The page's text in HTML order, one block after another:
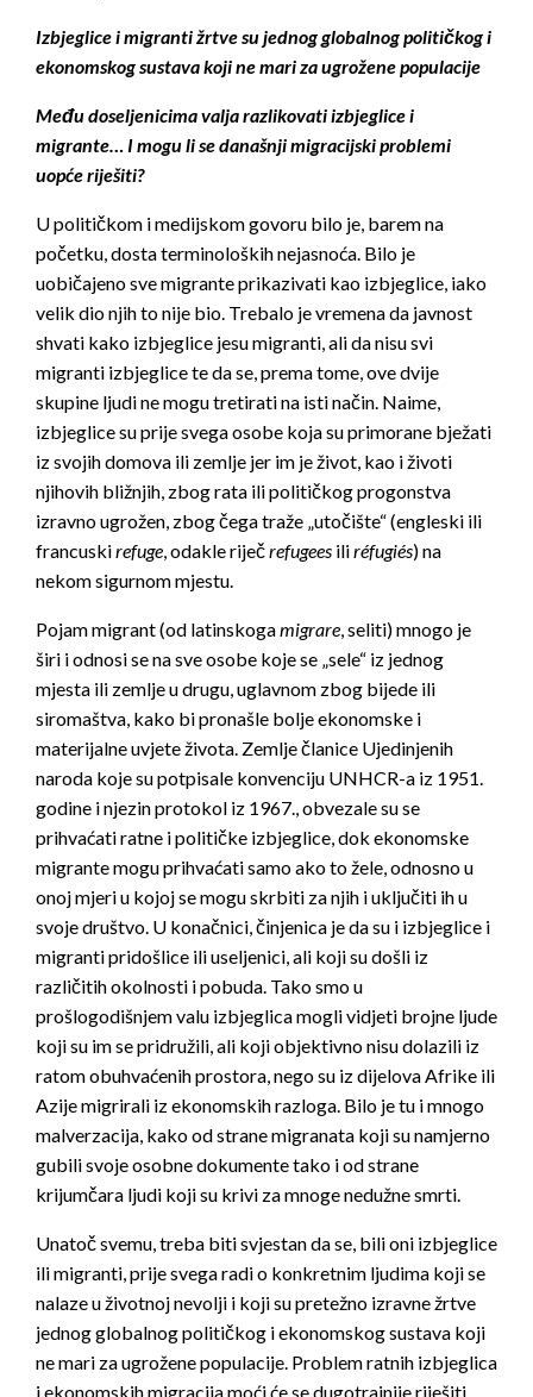
Izbjeglice i migranti žrtve su jednog globalnog političkog i
ekonomskog sustava koji ne mari za ugrožene populacije
Među doseljenicima valja razlikovati izbjeglice i
migrante… I mogu li se današnji migracijski problemi
uopće riješiti?
U političkom i medijskom govoru bilo je, barem na
početku, dosta terminoloških nejasnoća. Bilo je
uobičajeno sve migrante prikazivati kao izbjeglice, iako
velik dio njih to nije bio. Trebalo je vremena da javnost
shvati kako izbjeglice jesu migranti, ali da nisu svi
migranti izbjeglice te da se, prema tome, ove dvije
skupine ljudi ne mogu tretirati na isti način. Naime,
izbjeglice su prije svega osobe koja su primorane bježati
iz svojih domova ili zemlje jer im je život, kao i životi
njihovih bližnjih, zbog rata ili političkog progonstva
izravno ugrožen, zbog čega traže „utočište“ (engleski ili
francuskirefuge , odakle riječrefugees iliréfugiés) na
nekom sigurnom mjestu.
Pojam migrant (od latinskogamigrare , seliti) mnogo je
širi i odnosi se na sve osobe koje se „sele“ iz jednog
mjesta ili zemlje u drugu, uglavnom zbog bijede ili
siromaštva, kako bi pronašle bolje ekonomske i
materijalne uvjete života. Zemlje članice Ujedinjenih
naroda koje su potpisale konvenciju UNHCR-a iz 1951.
godine i njezin protokol iz 1967., obvezale su se
prihvaćati ratne i političke izbjeglice, dok ekonomske
migrante mogu prihvaćati samo ako to žele, odnosno u
onoj mjeri u kojoj se mogu skrbiti za njih i uključiti ih u
svoje društvo. U konačnici, činjenica je da su i izbjeglice i
migranti pridošlice ili useljenici, ali koji su došli iz
različitih okolnosti i pobuda. Tako smo u
prošlogodišnjem valu izbjeglica mogli vidjeti brojne ljude
koji su im se pridružili, ali koji objektivno nisu dolazili iz
ratom obuhvaćenih prostora, nego su iz dijelova Afrike ili
Azije migrirali iz ekonomskih razloga. Bilo je tu i mnogo
malverzacija, kako od strane migranata koji su namjerno
gubili svoje osobne dokumente tako i od strane
krijumčara ljudi koji su krivi za mnoge nedužne smrti.
Unatoč svemu, treba biti svjestan da se, bili oni izbjeglice
ili migranti, prije svega radi o konkretnim ljudima koji se
nalaze u životnoj nevolji i koji su pretežno izravne žrtve
jednog globalnog političkog i ekonomskog sustava koji
ne mari za ugrožene populacije. Problem ratnih izbjeglica
i ekonomskih migracija moći će se dugotrajnije riješiti